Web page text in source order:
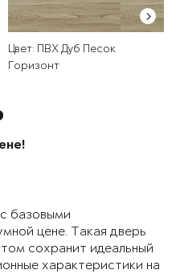
Цвет: ПВХ Дуб Песок
Горизонт
базовыми
цене. Такая дверь
сохранит идеальный
характеристики на